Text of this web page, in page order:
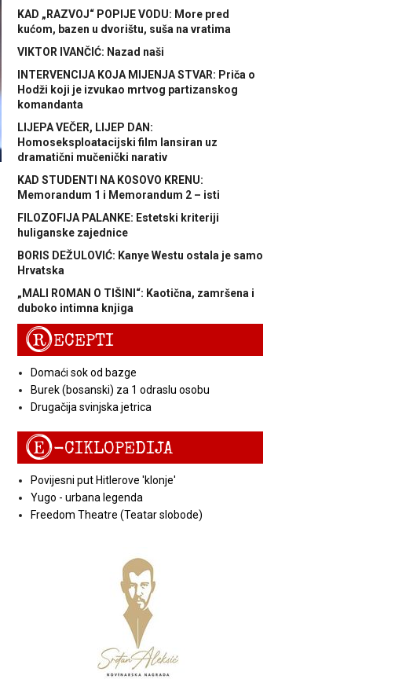
KAD „RAZVOJ“ POPIJE VODU: More pred
kućom, bazen u dvorištu, suša na vratima
VIKTOR IVANČIĆ: Nazad naši
INTERVENCIJA KOJA MIJENJA STVAR: Priča o
Hodži koji je izvukao mrtvog partizanskog
komandanta
LIJEPA VEČER, LIJEP DAN:
Homoseksploatacijski film lansiran uz
dramatični mučenički narativ
KAD STUDENTI NA KOSOVO KRENU:
Memorandum 1 i Memorandum 2 – isti
FILOZOFIJA PALANKE: Estetski kriteriji
huliganske zajednice
BORIS DEŽULOVIĆ: Kanye Westu ostala je samo
Hrvatska
„MALI ROMAN O TIŠINI“: Kaotična, zamršena i
duboko intimna knjiga
RECEPTI
Domaći sok od bazge
Burek (bosanski) za 1 odraslu osobu
Drugačija svinjska jetrica
E-CIKLOPEDIJA
Povijesni put Hitlerove 'klonje'
Yugo - urbana legenda
Freedom Theatre (Teatar slobode)